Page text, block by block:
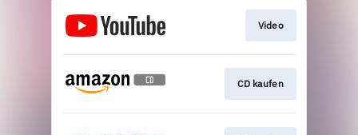
Video
CD kaufen